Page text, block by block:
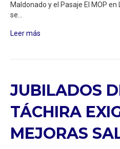
Maldonado y el Pasaje El MOP
se…
Leer más
JUBILADOS
TÁCHIRA
MEJORAS